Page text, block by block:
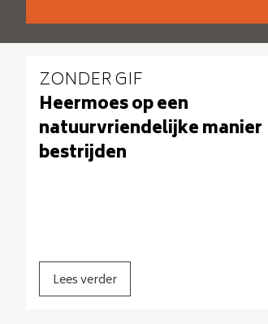
ZONDER GIF
Heermoes op een
natuurvriendelijke manier
bestrijden
Lees verder